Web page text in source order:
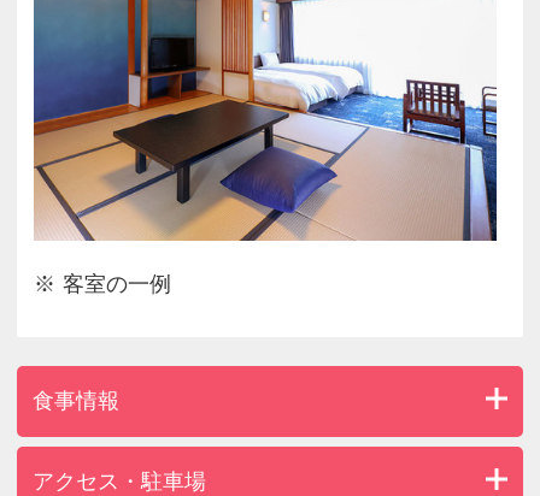
大浴場は岩間から流れるお湯が滝のようにダイナミ
ックな岩風呂から、鬼怒川渓谷の自然と調和した湯
船、鬼怒川に面した露天風呂と様々なお風呂を楽し
めます。
※写真はイメージです。
※事前のお食事時間帯のご予約は承っておらず、チ
ェックイン順にご希望の時間帯を承っております。
※別途、入湯税が発生いたします。また自治体で定
客室の一例
食事情報
アクセス・駐車場